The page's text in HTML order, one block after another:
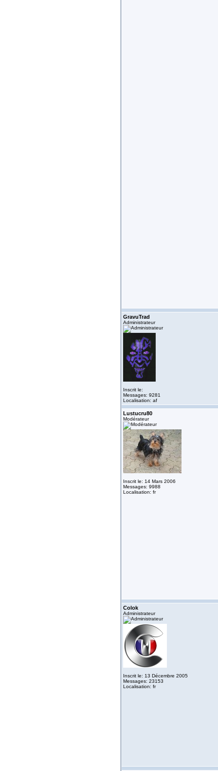
GravuTrad
Administrateur
Inscrit le:
Messages: 9281
Localisation: af
Lustucru80
Modérateur
Inscrit le: 14 Mars 2006
Messages: 9988
Localisation: fr
Colok
Administrateur
Inscrit le: 13 Décembre 2005
Messages: 23153
Localisation: fr